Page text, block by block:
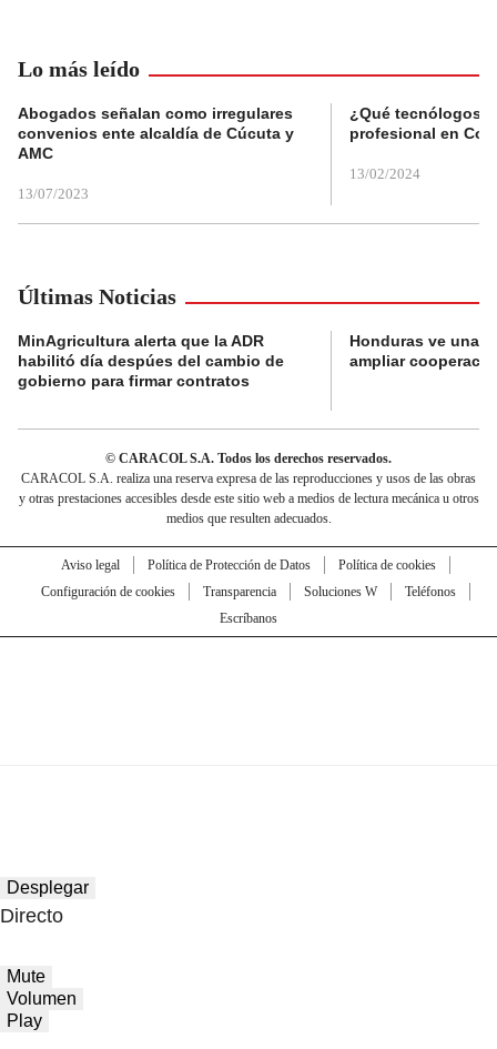
Lo más leído
Abogados señalan como irregulares
convenios ente alcaldía de Cúcuta y
AMC
13/07/2023
¿Qué tecnólogos
profesional en
13/02/2024
Últimas Noticias
MinAgricultura alerta que la ADR
habilitó día despúes del cambio de
gobierno para firmar contratos
Honduras ve una
ampliar
© CARACOL S.A. Todos los derechos reservados.
CARACOL S.A. realiza una reserva expresa de las reproducciones y usos de las obras
y otras prestaciones accesibles desde este sitio web a medios de lectura mecánica u otros
medios que resulten adecuados.
Aviso legal Política de Protección de Datos
Política de cookies
Configuración de cookies
Transparencia Soluciones W
Teléfonos
Escríbanos
Desplegar
Directo
Mute
Volumen
Play